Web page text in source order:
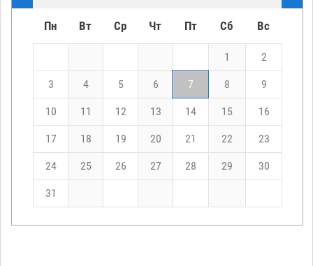
Пн Вт Ср Чт Пт Сб Вс
1 2
3 4 5 6 7 8 9
10 11 12 13 14 15 16
17 18 19 20 21 22 23
24 25 26 27 28 29 30
31